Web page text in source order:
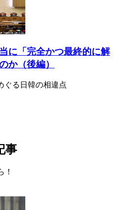
に「完全かつ最終的に解
か（後編）
ぐる日韓の相違点
事
！